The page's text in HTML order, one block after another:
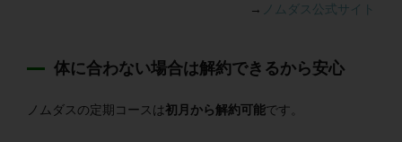
→ ノムダス公式サイト
体に合わない場合は解約できるから安心
ノムダスの定期コースは初月から解約可能です。